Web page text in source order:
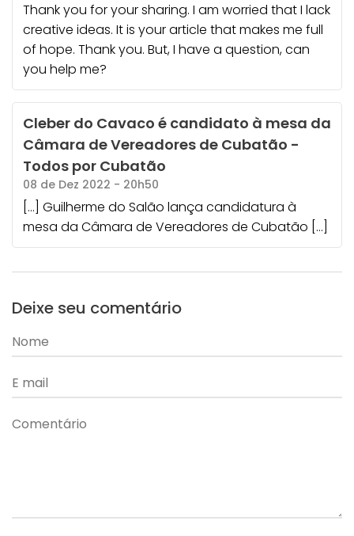
Thank you for your sharing. I am worried that I lack
creative ideas. It is your article that makes me full
of hope. Thank you. But, I have a question, can
you help me?
Cleber do Cavaco é candidato à mesa da
Câmara de Vereadores de Cubatão -
Todos por Cubatão
08 de Dez 2022 - 20h50
[…] Guilherme do Salão lança candidatura à
mesa da Câmara de Vereadores de Cubatão […]
Deixe seu comentário